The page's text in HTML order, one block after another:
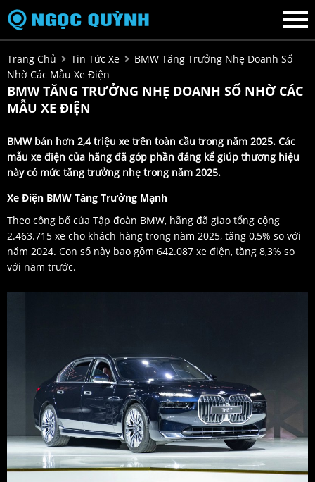
Trang Chủ Tin Tức Xe
BMW Tăng Trưởng Nhẹ Doanh Số
Nhờ Các Mẫu Xe Điện
BMW TĂNG TRƯỞNG NHẸ DOANH SỐ NHỜ CÁC
MẪU XE ĐIỆN
BMW bán hơn 2,4 triệu xe trên toàn cầu trong năm 2025. Các
mẫu xe điện của hãng đã góp phần đáng kể giúp thương hiệu
này có mức tăng trưởng nhẹ trong năm 2025.
Xe Điện BMW Tăng Trưởng Mạnh
Theo công bố của Tập đoàn BMW, hãng đã giao tổng cộng
2.463.715 xe cho khách hàng trong năm 2025, tăng 0,5% so với
năm 2024. Con số này bao gồm 642.087 xe điện, tăng 8,3% so
với năm trước.